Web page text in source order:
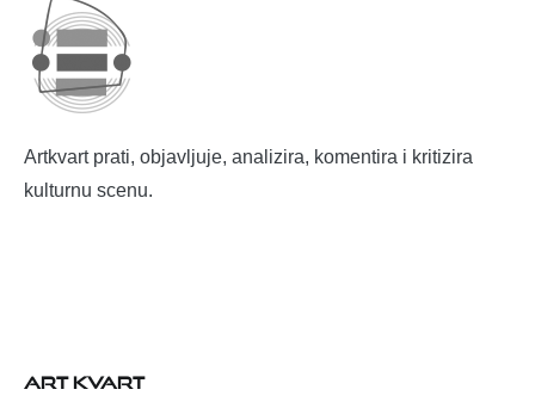
Artkvart prati, objavljuje, analizira, komentira i kritizira
kulturnu scenu.
ART KVART